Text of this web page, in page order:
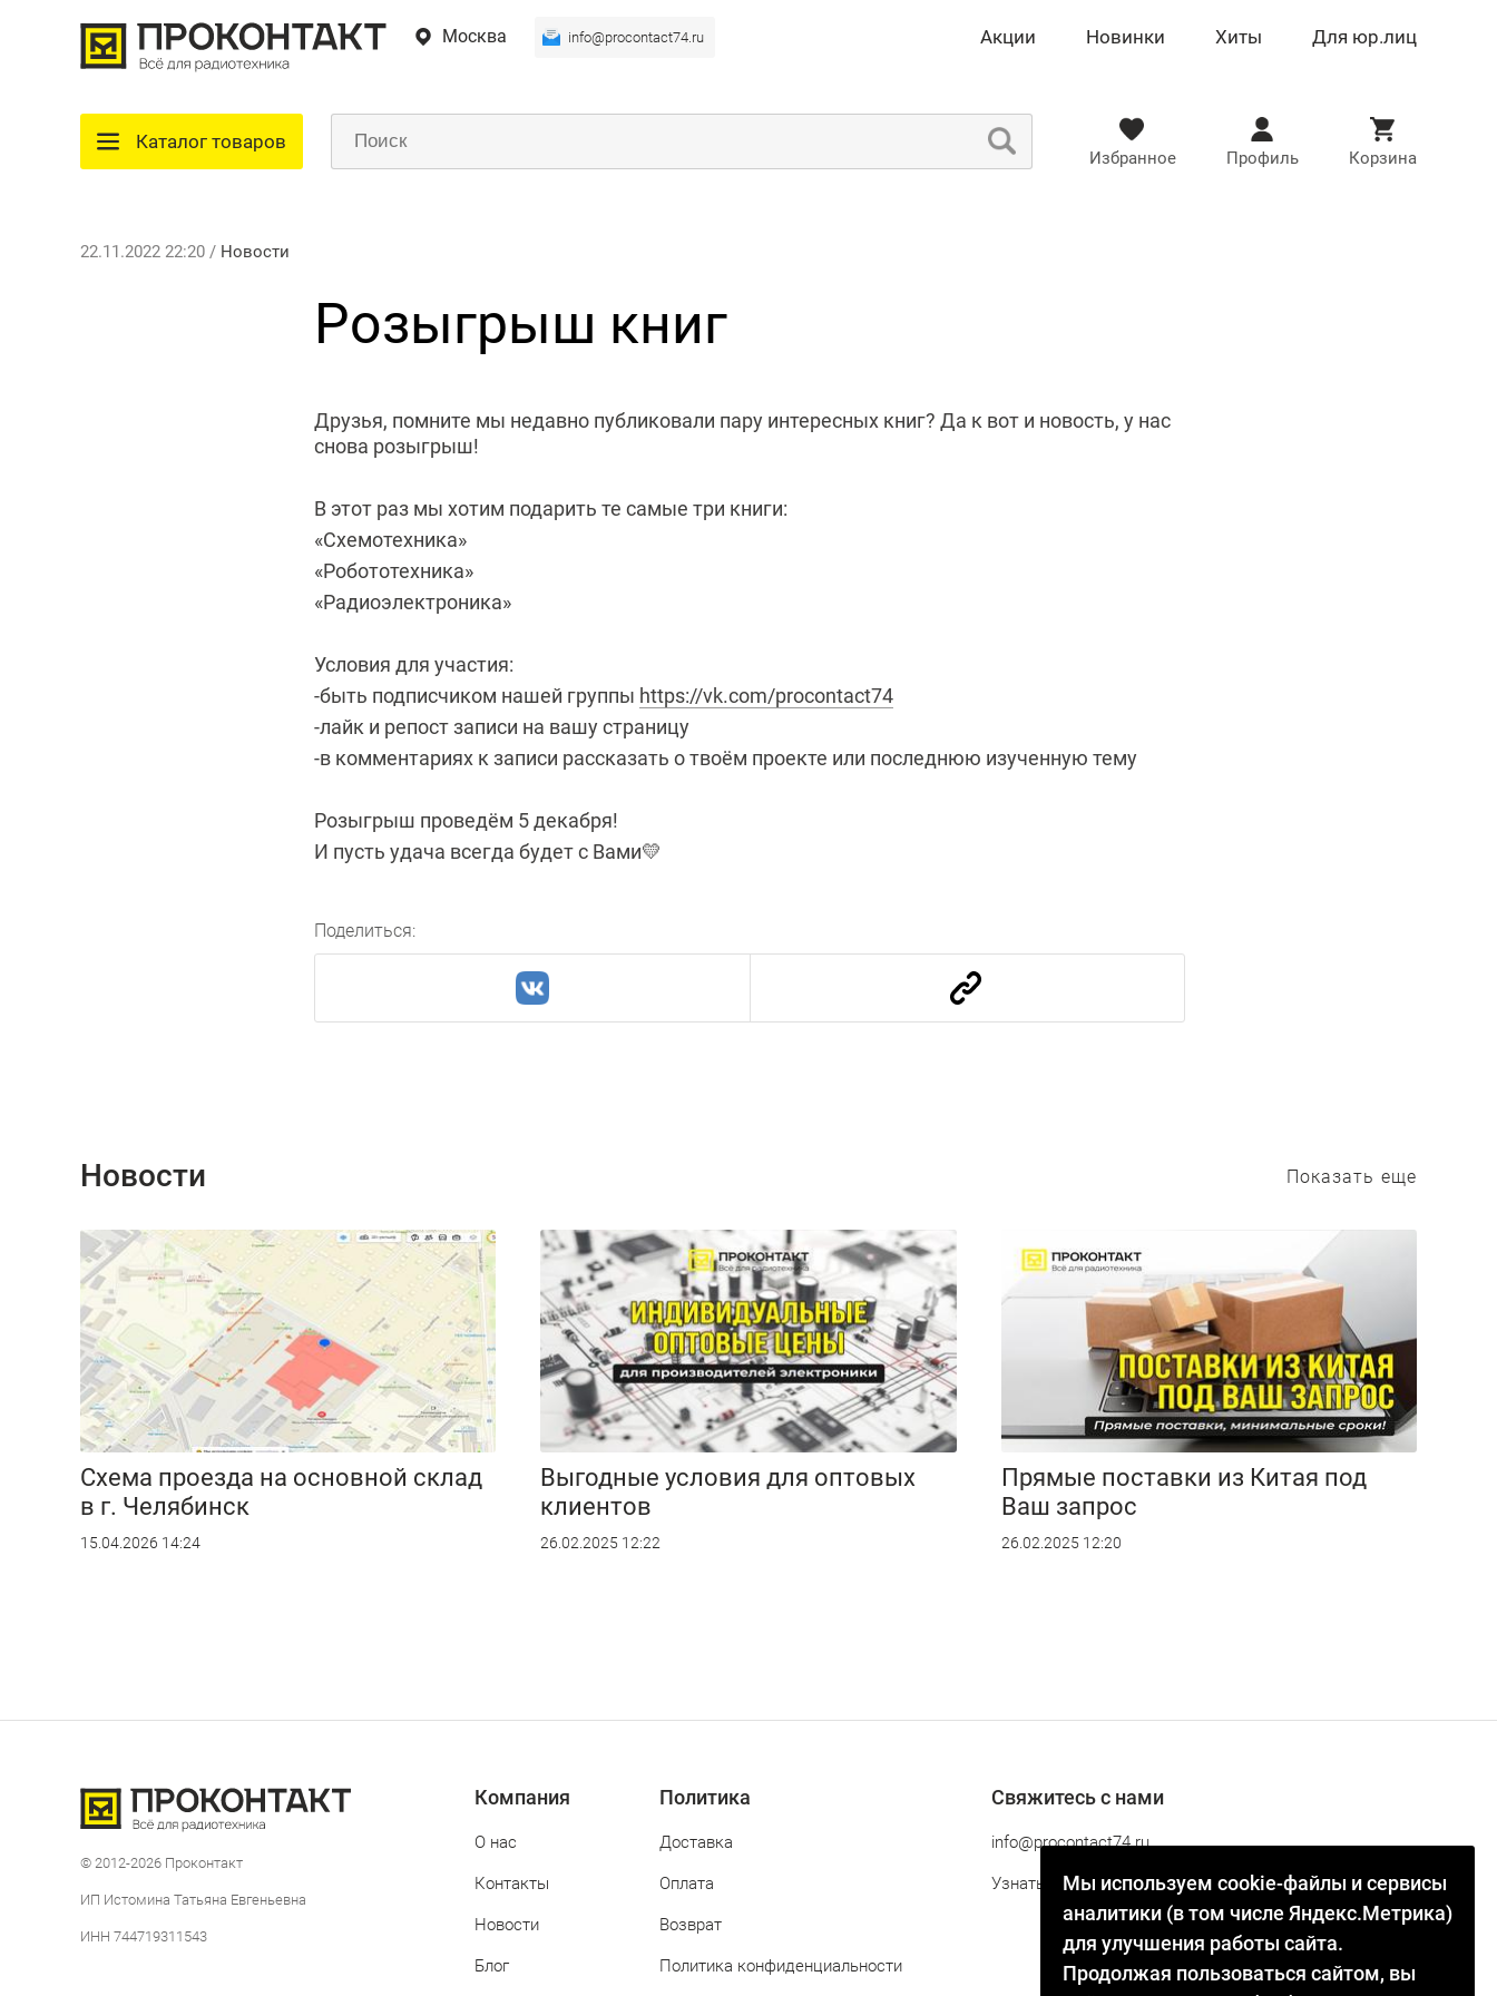
Москва info@procontact74.ru Акции Новинки Хиты Для юр.лиц
Каталог товаров
Избранное Профиль Корзина
22.11.2022 22:20 / Новости
Розыгрыш книг
Друзья, помните мы недавно публиковали пару интересных книг? Да к вот и новость, у нас
снова розыгрыш!
В этот раз мы хотим подарить те самые три книги:
«Схемотехника»
«Робототехника»
«Радиоэлектроника»
Условия для участия:
-быть подписчиком нашей группы https://vk.com/procontact74
-лайк и репост записи на вашу страницу
-в комментариях к записи рассказать о твоём проекте или последнюю изученную тему
Розыгрыш проведём 5 декабря!
И пусть удача всегда будет с Вами💛
Поделиться:
Новости Показать еще
Схема проезда на основной склад
в г. Челябинск
15.04.2026 14:24
Выгодные условия для оптовых
клиентов
26.02.2025 12:22
Прямые поставки из Китая под
Ваш запрос
26.02.2025 12:20
Мы используем cookie-файлы и сервисы
аналитики (в том числе Яндекс.Метрика)
для улучшения работы сайта.
Продолжая пользоваться сайтом, вы
© 2012-2026 Проконтакт
ИП Истомина Татьяна Евгеньевна
ИНН 744719311543
Компания
О нас
Контакты
Новости
Блог
Политика
Доставка
Оплата
Возврат
Политика конфиденциальности
Свяжитесь с нами
info@procontact74.ru
Узнать статус заказа